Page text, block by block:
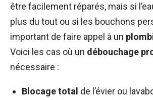
être facilement réparés, mais si
plus du tout ou si les bouchons
important de faire appel à un
Voici les cas où un débouchage
nécessaire :
Blocage total de l’évier ou